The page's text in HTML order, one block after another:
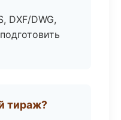
DXF/DWG,
тираж?